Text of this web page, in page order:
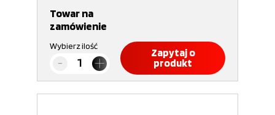
Towar na
zamówienie
Wybierz ilość
Zapytaj o
produkt